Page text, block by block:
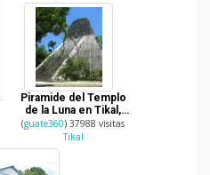
Piramide del Templo
de la Luna en Tikal,
Peten.
(guate360) 37988 visitas
Tikal